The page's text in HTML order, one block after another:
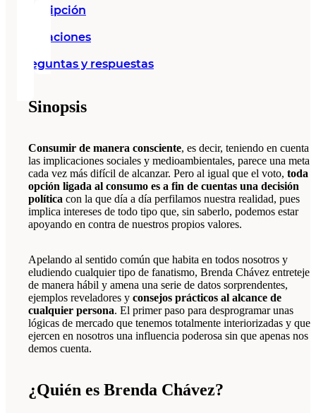
Descripción
Valoraciones
Preguntas y respuestas
Sinopsis
Consumir de manera consciente, es decir, teniendo en cuenta
las implicaciones sociales y medioambientales, parece una meta
cada vez más difícil de alcanzar. Pero al igual que el voto, toda
opción ligada al consumo es a fin de cuentas una decisión
política con la que día a día perfilamos nuestra realidad, pues
implica intereses de todo tipo que, sin saberlo, podemos estar
apoyando en contra de nuestros propios valores.
Apelando al sentido común que habita en todos nosotros y
eludiendo cualquier tipo de fanatismo, Brenda Chávez entreteje
de manera hábil y amena una serie de datos sorprendentes,
ejemplos reveladores y consejos prácticos al alcance de
cualquier persona. El primer paso para desprogramar unas
lógicas de mercado que tenemos totalmente interiorizadas y que
ejercen en nosotros una influencia poderosa sin que apenas nos
demos cuenta.
¿Quién es Brenda Chávez?